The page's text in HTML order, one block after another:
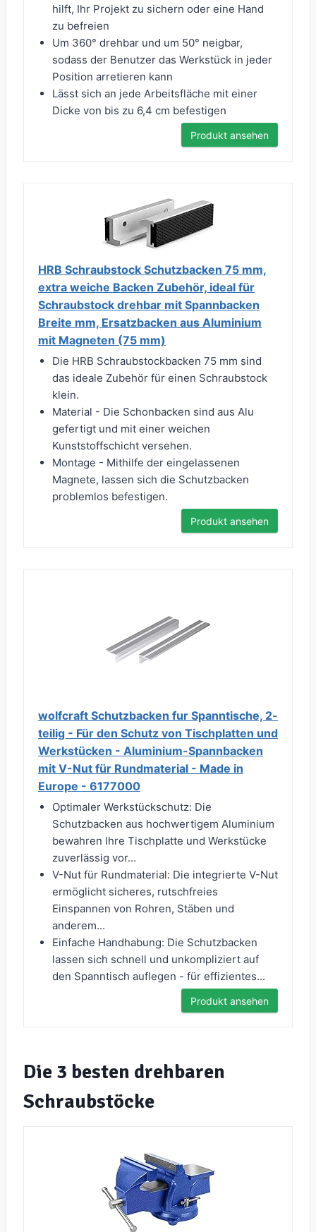
hilft, Ihr Projekt zu sichern oder eine Hand
zu befreien
Um 360° drehbar und um 50° neigbar,
sodass der Benutzer das Werkstück in jeder
Position arretieren kann
Lässt sich an jede Arbeitsfläche mit einer
Dicke von bis zu 6,4 cm befestigen
Produkt ansehen
HRB Schraubstock Schutzbacken 75 mm,
extra weiche Backen Zubehör, ideal für
Schraubstock drehbar mit Spannbacken
Breite mm, Ersatzbacken aus Aluminium
mit Magneten (75 mm)
Die HRB Schraubstockbacken 75 mm sind
das ideale Zubehör für einen Schraubstock
klein.
Material - Die Schonbacken sind aus Alu
gefertigt und mit einer weichen
Kunststoffschicht versehen.
Montage - Mithilfe der eingelassenen
Magnete, lassen sich die Schutzbacken
problemlos befestigen.
Produkt ansehen
wolfcraft Schutzbacken fur Spanntische, 2-
teilig - Für den Schutz von Tischplatten und
Werkstücken - Aluminium-Spannbacken
mit V-Nut für Rundmaterial - Made in
Europe - 6177000
Optimaler Werkstückschutz: Die
Schutzbacken aus hochwertigem Aluminium
bewahren Ihre Tischplatte und Werkstücke
zuverlässig vor...
V-Nut für Rundmaterial: Die integrierte V-Nut
ermöglicht sicheres, rutschfreies
Einspannen von Rohren, Stäben und
anderem...
Einfache Handhabung: Die Schutzbacken
lassen sich schnell und unkompliziert auf
den Spanntisch auflegen - für effizientes...
Produkt ansehen
Die 3 besten drehbaren
Schraubstöcke